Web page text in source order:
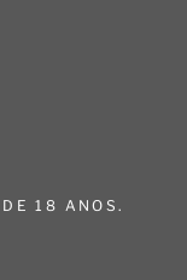
18 ANOS.